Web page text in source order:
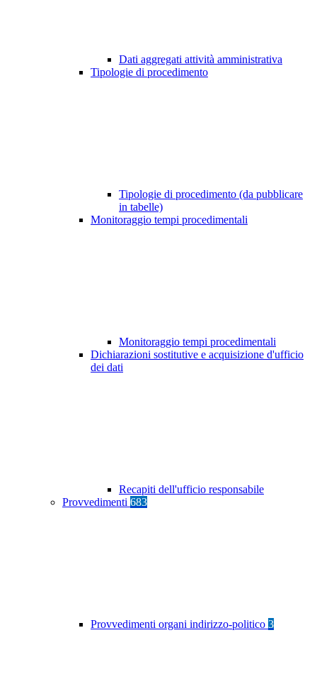
Dati aggregati attività amministrativa
Tipologie di procedimento
Tipologie di procedimento (da pubblicare
in tabelle)
Monitoraggio tempi procedimentali
Monitoraggio tempi procedimentali
Dichiarazioni sostitutive e acquisizione d'ufficio
dei dati
Recapiti dell'ufficio responsabile
Provvedimenti 683
Provvedimenti organi indirizzo-politico 3